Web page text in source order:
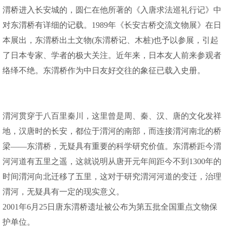
渭桥进入长安城的，圆仁在他所著的《入唐求法巡礼行记》中
对东渭桥有详细的记载。1989年《长安古桥交流文物展》在日
本展出，东渭桥出土文物(东渭桥记、木桩)也予以参展，引起
了日本专家、学者的极大关注。近年来，日本友人前来参观者
络绎不绝。东渭桥作为中日友好交往的象征已载入史册。
渭河贯穿于八百里秦川，这里曾是周、秦、汉、唐的文化发祥
地，汉唐时的长安，都位于渭河的南部，而连接渭河南北的桥
梁——东渭桥，无疑具有重要的科学研究价值。东渭桥距今渭
河河道有五里之遥，这就说明从唐开元年间距今不到1300年的
时间渭河向北迁移了五里，这对于研究渭河河道的变迁，治理
渭河，无疑具有一定的现实意义。
2001年6月25日唐东渭桥遗址被公布为第五批全国重点文物保
护单位。